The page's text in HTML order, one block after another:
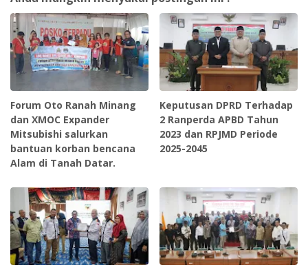
Forum Oto Ranah Minang
dan XMOC Expander
Mitsubishi salurkan
bantuan korban bencana
Alam di Tanah Datar.
Keputusan DPRD Terhadap
2 Ranperda APBD Tahun
2023 dan RPJMD Periode
2025-2045